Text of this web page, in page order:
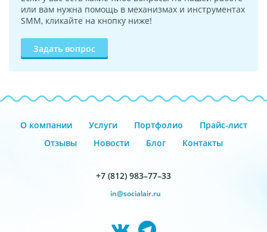
или вам нужна помощь в механизмах и инструментах
SMM, кликайте на кнопку ниже!
Задать вопрос
О компании Услуги Портфолио
Прайс-лист
Отзывы
Новости Блог Контакты
+7 (812) 983–77–33
in@socialair.ru